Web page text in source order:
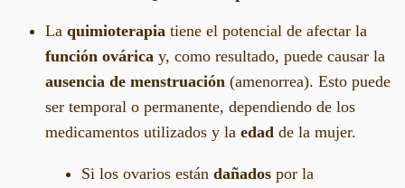
La quimioterapia tiene el potencial de afectar la
función ovárica y, como resultado, puede causar la
ausencia de menstruación (amenorrea). Esto puede
ser temporal o permanente, dependiendo de los
medicamentos utilizados y la edad de la mujer.
Si los ovarios están dañados por la